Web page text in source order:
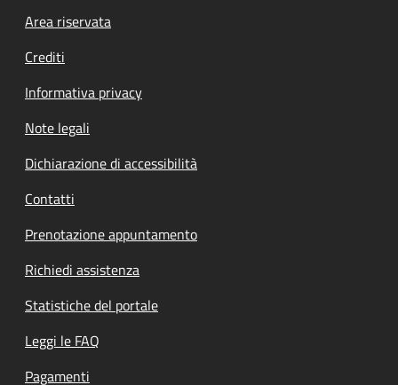
Footer menu
Area riservata
Crediti
Informativa privacy
Note legali
Dichiarazione di accessibilità
Contatti
Prenotazione appuntamento
Richiedi assistenza
Statistiche del portale
Leggi le FAQ
Pagamenti